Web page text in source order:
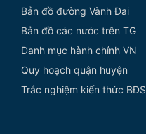
Bản đồ đường Vành Đai
Bản đồ các nước trên TG
Danh mục hành chính VN
Quy hoạch quận huyện
Trắc nghiệm kiến thức BĐS